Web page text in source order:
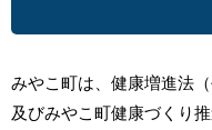
みやこ町は、健康増進法
及びみやこ町健康づくり